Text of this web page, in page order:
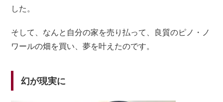
した。
そして、なんと自分の家を売り払って、良質のピノ・ノ
ワールの畑を買い、夢を叶えたのです。
幻が現実に